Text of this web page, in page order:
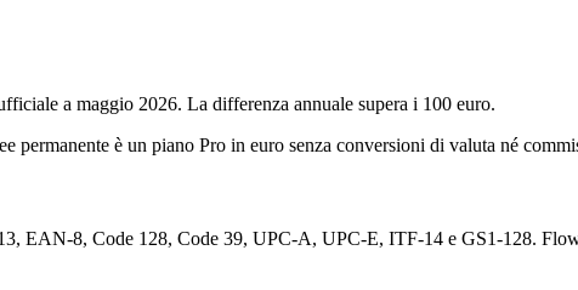
a maggio 2026. La differenza annuale supera i 100 euro.
è un piano Pro in euro senza conversioni di valuta né
EAN-8, Code 128, Code 39, UPC-A, UPC-E, ITF-14 e GS1-128.